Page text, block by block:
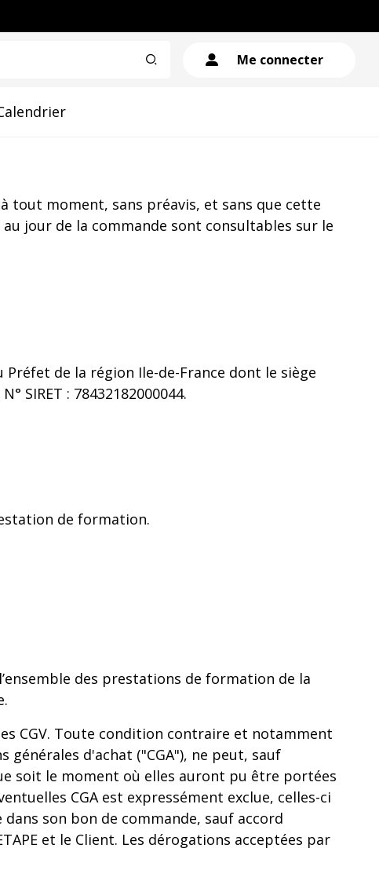
Me connecter
tout moment, sans préavis, et sans que cette
jour de la commande sont consultables sur le
Préfet de la région Ile-de-France dont le siège
SIRET : 78432182000044.
de formation.
des prestations de formation de la
CGV. Toute condition contraire et notamment
d'achat ("CGA"), ne peut, sauf
soit le moment où elles auront pu être portées
CGA est expressément exclue, celles-ci
son bon de commande, sauf accord
et le Client. Les dérogations acceptées par